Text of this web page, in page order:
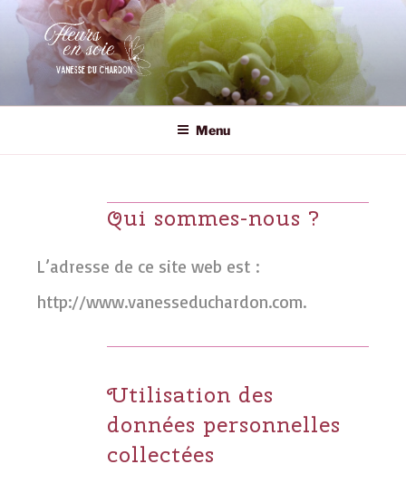
Aller
contenu
principal
VANESSE DU CHARDON
Fleurs en soie
Menu
Qui sommes-nous ?
L’adresse de ce site web est :
http://www.vanesseduchardon.com.
Utilisation des
données personnelles
collectées